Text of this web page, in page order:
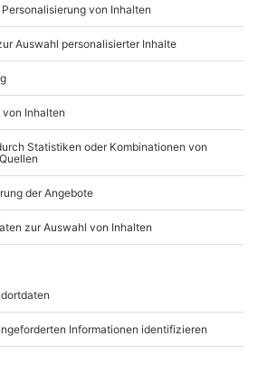
entdecken
Weinseminar für
Einsteiger Münster